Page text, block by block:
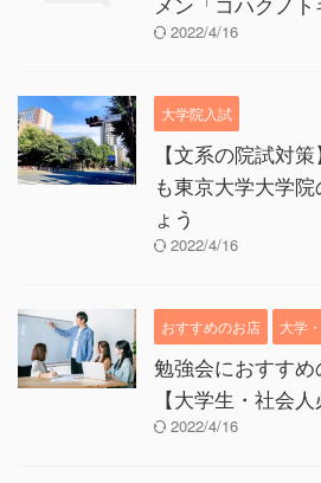
2022/4/16
大学院入試
【文系の院試対
も東京大学大学
ょう
2022/4/16
おすすめのお店 大学
勉強会におすす
【大学生・社会人
2022/4/16